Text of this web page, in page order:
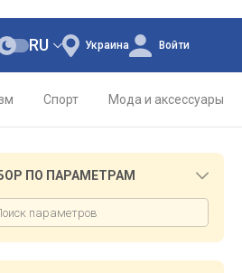
Украина
RU Войти
Спорт Мода и аксессуары
ПО ПАРАМЕТРАМ